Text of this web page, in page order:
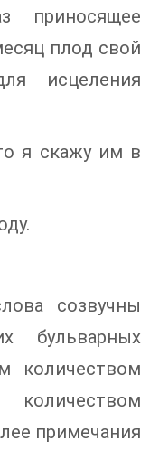
приносящее
плод свой
исцеления
я скажу им в
созвучны
бульварных
количеством
примечания